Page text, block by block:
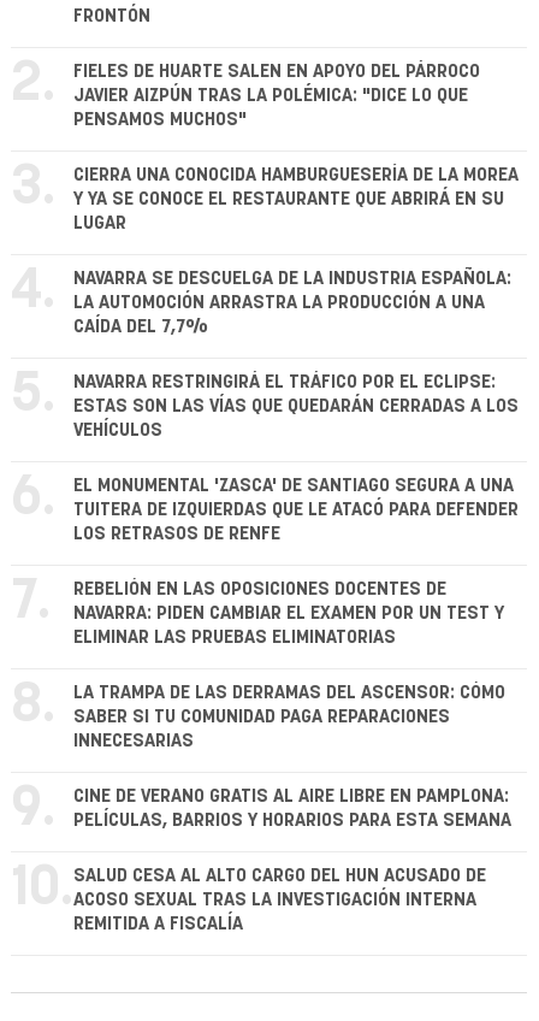
FRONTÓN
2.
FIELES DE HUARTE SALEN EN APOYO DEL PÁRROCO
JAVIER AIZPÚN TRAS LA POLÉMICA: "DICE LO QUE
PENSAMOS MUCHOS"
3.
CIERRA UNA CONOCIDA HAMBURGUESERÍA DE LA MOREA
Y YA SE CONOCE EL RESTAURANTE QUE ABRIRÁ EN SU
LUGAR
4.
NAVARRA SE DESCUELGA DE LA INDUSTRIA ESPAÑOLA:
LA AUTOMOCIÓN ARRASTRA LA PRODUCCIÓN A UNA
CAÍDA DEL 7,7%
5.
NAVARRA RESTRINGIRÁ EL TRÁFICO POR EL ECLIPSE:
ESTAS SON LAS VÍAS QUE QUEDARÁN CERRADAS A LOS
VEHÍCULOS
6.
EL MONUMENTAL 'ZASCA' DE SANTIAGO SEGURA A UNA
TUITERA DE IZQUIERDAS QUE LE ATACÓ PARA DEFENDER
LOS RETRASOS DE RENFE
7.
REBELIÓN EN LAS OPOSICIONES DOCENTES DE
NAVARRA: PIDEN CAMBIAR EL EXAMEN POR UN TEST Y
ELIMINAR LAS PRUEBAS ELIMINATORIAS
8.
LA TRAMPA DE LAS DERRAMAS DEL ASCENSOR: CÓMO
SABER SI TU COMUNIDAD PAGA REPARACIONES
INNECESARIAS
9.
CINE DE VERANO GRATIS AL AIRE LIBRE EN PAMPLONA:
PELÍCULAS, BARRIOS Y HORARIOS PARA ESTA SEMANA
10. SALUD CESA AL ALTO CARGO DEL HUN ACUSADO DE
ACOSO SEXUAL TRAS LA INVESTIGACIÓN INTERNA
REMITIDA A FISCALÍA